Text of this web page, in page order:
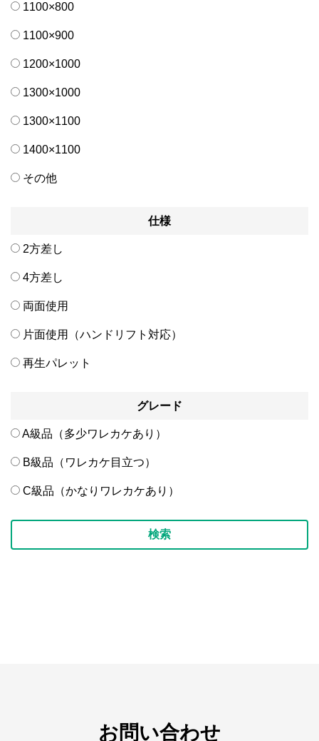
1100×800
1100×900
1200×1000
1300×1000
1300×1100
1400×1100
その他
仕様
2方差し
4方差し
両面使用
片面使用（ハンドリフト対応）
再生パレット
グレード
A級品（多少ワレカケあり）
B級品（ワレカケ目立つ）
C級品（かなりワレカケあり）
お問い合わせ